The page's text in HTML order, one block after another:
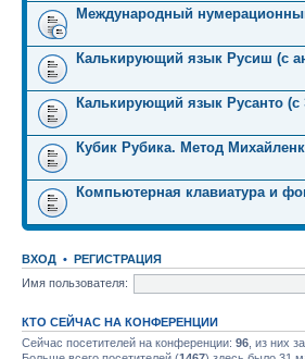
Международный
Калькирующий язык Русиш (с
Калькирующий язык Русанто (с
Кубик Рубика. Метод
Компьютерная клавиатура и
ВХОД • РЕГИСТРАЦИЯ
Имя пользователя:
КТО СЕЙЧАС НА КОНФЕРЕНЦИИ
Сейчас посетителей на конференции: 96 , из них